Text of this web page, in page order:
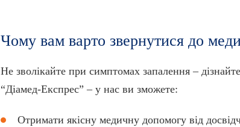
Чому вам варто звернутися до
Не зволікайте при симптомах запалення –
“Діамед-Експрес” – у нас ви зможете:
Отримати якісну медичну допомогу від